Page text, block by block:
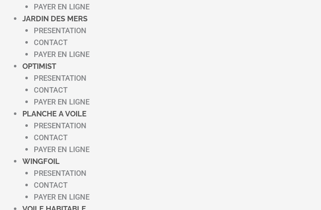
PAYER EN LIGNE
JARDIN DES MERS
PRESENTATION
CONTACT
PAYER EN LIGNE
OPTIMIST
PRESENTATION
CONTACT
PAYER EN LIGNE
PLANCHE A VOILE
PRESENTATION
CONTACT
PAYER EN LIGNE
WINGFOIL
PRESENTATION
CONTACT
PAYER EN LIGNE